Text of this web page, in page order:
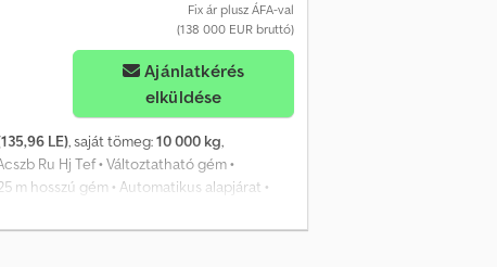
Fix ár plusz ÁFA-val
(138 000 EUR bruttó)
Ajánlatkérés
elküldése
LE), saját tömeg:10 000 kg,
Ru Hj Tef • Változtatható gém •
m hosszú gém • Automatikus alapjárat •
• Kettős kerekek • Négykerekes
oldalkamera • Klímaberendezés • Rugózott,
• 5 év / 3000 üzemóra garancia